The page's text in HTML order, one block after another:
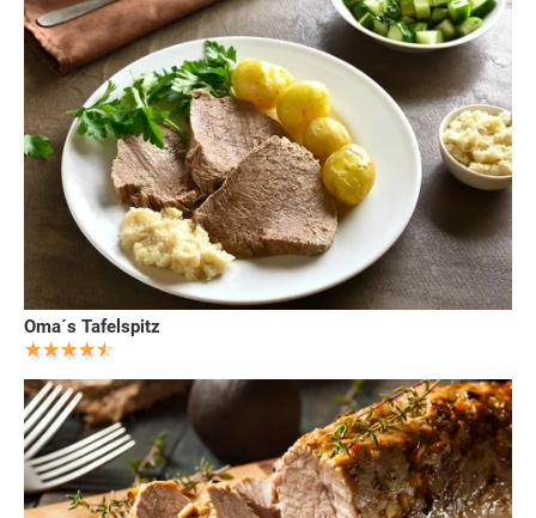
Oma´s Tafelspitz